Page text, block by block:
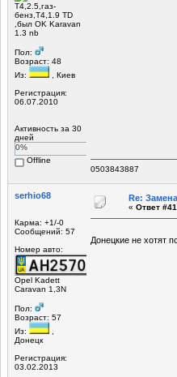
Т4,2.5,газ-
бенз,Т4,1.9 TD
,был OK Karavan
1.3 nb
Пол:
Возраст: 48
Из:
, Киев
Регистрация:
06.07.2010
Активность за 30
дней
0%
Offline
0503843887
serhio68
Карма: +1/-0
Сообщений: 57
Номер авто:
Opel Kadett
Caravan 1,3N
Пол:
Возраст: 57
Из:
,
Донецк
Регистрация:
03.02.2013
Re:
« Ответ
Донецкие не хотят